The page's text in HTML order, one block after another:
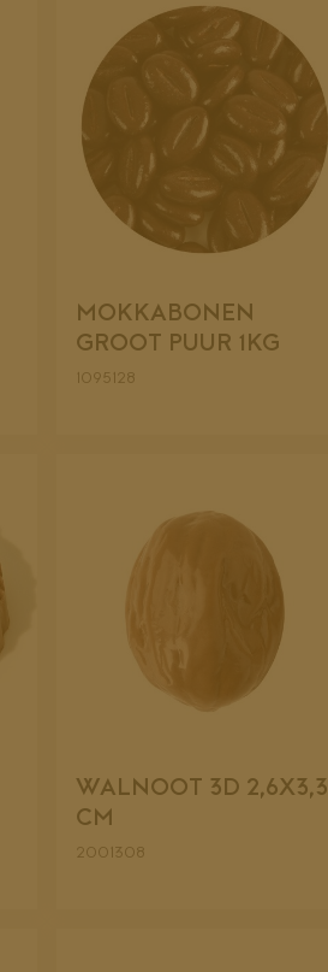
MOKKABONEN
GROOT PUUR 1KG
1095128
WALNOOT 3D 2,6X3,3
CM
2001308